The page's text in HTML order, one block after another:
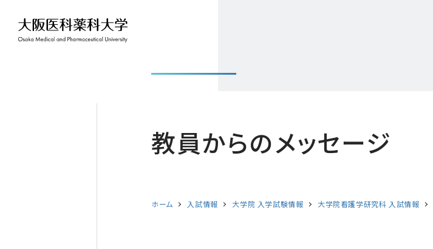
教員からのメッセージ
ホーム 入試情報 大学院 入学試験情報 大学院看護学研究科 入試情報